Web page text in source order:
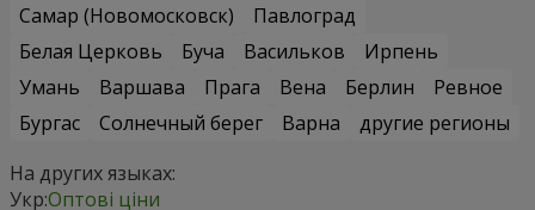
Самар (Новомосковск)
Павлоград
Белая Церковь
Буча Васильков
Ирпень
Умань
Варшава Прага Вена Берлин
Ревное
Бургас
Солнечный берег Варна
другие регионы
На других языках:
Укр:Оптові ціни